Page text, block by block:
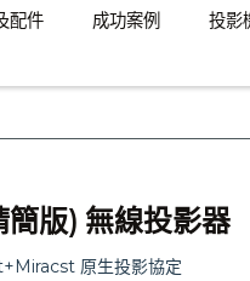
配件 成功案例
投影
版) 無線投影器
原生投影協定